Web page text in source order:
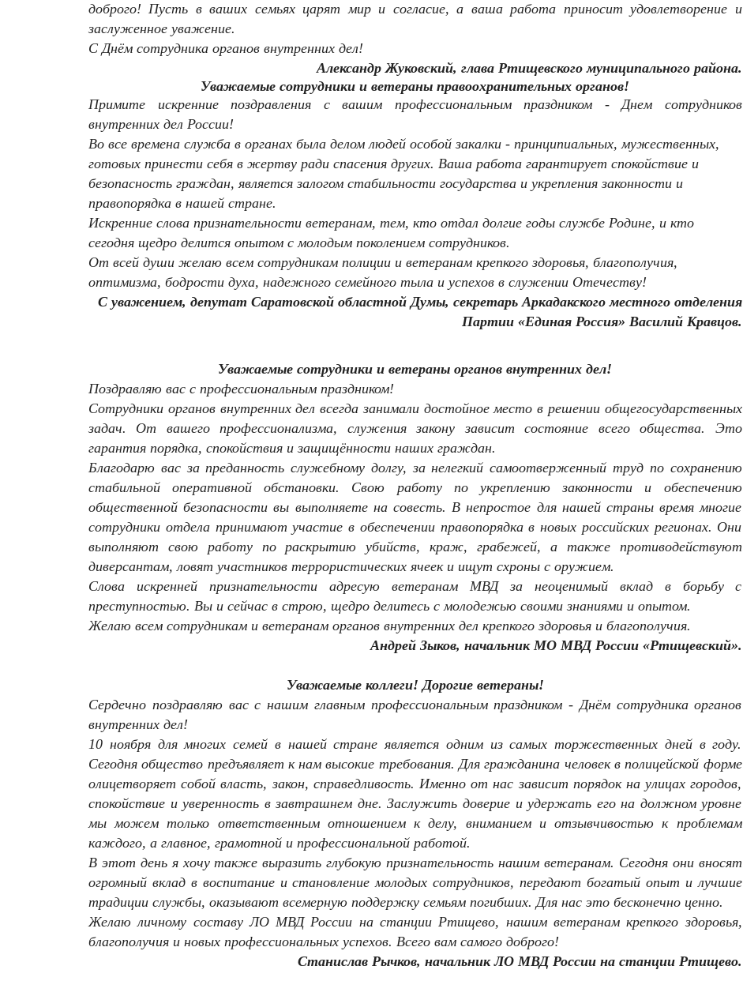
доброго! Пусть в ваших семьях царят мир и согласие, а ваша работа приносит удовлетворение и
заслуженное уважение.
С Днём сотрудника органов внутренних дел!
Александр Жуковский, глава Ртищевского муниципального района.
Уважаемые сотрудники и ветераны правоохранительных органов!
Примите искренние поздравления с вашим профессиональным праздником - Днем сотрудников
внутренних дел России!
Во все времена служба в органах была делом людей особой закалки - принципиальных, мужественных,
готовых принести себя в жертву ради спасения других. Ваша работа гарантирует спокойствие и
безопасность граждан, является залогом стабильности государства и укрепления законности и
правопорядка в нашей стране.
Искренние слова признательности ветеранам, тем, кто отдал долгие годы службе Родине, и кто
сегодня щедро делится опытом с молодым поколением сотрудников.
От всей души желаю всем сотрудникам полиции и ветеранам крепкого здоровья, благополучия,
оптимизма, бодрости духа, надежного семейного тыла и успехов в служении Отечеству!
С уважением, депутат Саратовской областной Думы, секретарь Аркадакского местного отделения
Партии «Единая Россия» Василий Кравцов.
Уважаемые сотрудники и ветераныорганов внутренних дел!
Поздравляю вас с профессиональным праздником!
Сотрудники органов внутренних дел всегда занимали достойное место в решении общегосударственных
задач. От вашего профессионализма, служения закону зависит состояние всего общества. Это
гарантия порядка, спокойствия и защищённости наших граждан.
Благодарю вас за преданность служебному долгу, за нелегкий самоотверженный труд по сохранению
стабильной оперативной обстановки. Свою работу по укреплению законности и обеспечению
общественной безопасности вы выполняете на совесть. В непростое для нашей страны время многие
сотрудники отдела принимают участие в обеспечении правопорядка в новых российских регионах. Они
выполняют свою работу по раскрытию убийств, краж, грабежей, а также противодействуют
диверсантам, ловят участников террористических ячеек и ищут схроны с оружием.
Слова искренней признательности адресую ветеранам МВД за неоценимый вклад в борьбу с
преступностью. Вы и сейчас в строю, щедро делитесь с молодежью своими знаниями и опытом.
Желаю всем сотрудникам и ветеранам органов внутренних дел крепкого здоровья и благополучия.
Андрей Зыков, начальник МО МВД России «Ртищевский».
Уважаемые коллеги! Дорогие ветераны!
Сердечно поздравляю вас с нашим главным профессиональным праздником - Днём сотрудника органов
внутренних дел!
10 ноября для многих семей в нашей стране является одним из самых торжественных дней в году.
Сегодня общество предъявляет к нам высокие требования. Для гражданина человек в полицейской форме
олицетворяет собой власть, закон, справедливость. Именно от нас зависит порядок на улицах городов,
спокойствие и уверенность в завтрашнем дне. Заслужить доверие и удержать его на должном уровне
мы можем только ответственным отношением к делу, вниманием и отзывчивостью к проблемам
каждого, а главное, грамотной и профессиональной работой.
В этот день я хочу также выразить глубокую признательность нашим ветеранам. Сегодня они вносят
огромный вклад в воспитание и становление молодых сотрудников, передают богатый опыт и лучшие
традиции службы, оказывают всемерную поддержку семьям погибших. Для нас это бесконечно ценно.
Желаю личному составу ЛО МВД России на станции Ртищево, нашим ветеранам крепкого здоровья,
благополучия и новых профессиональных успехов. Всего вам самого доброго!
Станислав Рычков, начальник ЛО МВД России на станции Ртищево.